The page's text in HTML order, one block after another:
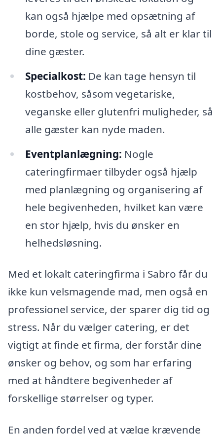
kan også hjælpe med opsætning af
borde, stole og service, så alt er klar til
dine gæster.
Specialkost: De kan tage hensyn til
kostbehov, såsom vegetariske,
veganske eller glutenfri muligheder, så
alle gæster kan nyde maden.
Eventplanlægning: Nogle
cateringfirmaer tilbyder også hjælp
med planlægning og organisering af
hele begivenheden, hvilket kan være
en stor hjælp, hvis du ønsker en
helhedsløsning.
Med et lokalt cateringfirma i Sabro får du
ikke kun velsmagende mad, men også en
professionel service, der sparer dig tid og
stress. Når du vælger catering, er det
vigtigt at finde et firma, der forstår dine
ønsker og behov, og som har erfaring
med at håndtere begivenheder af
forskellige størrelser og typer.
En anden fordel ved at vælge krævende